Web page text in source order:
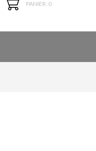
PANIER: 0